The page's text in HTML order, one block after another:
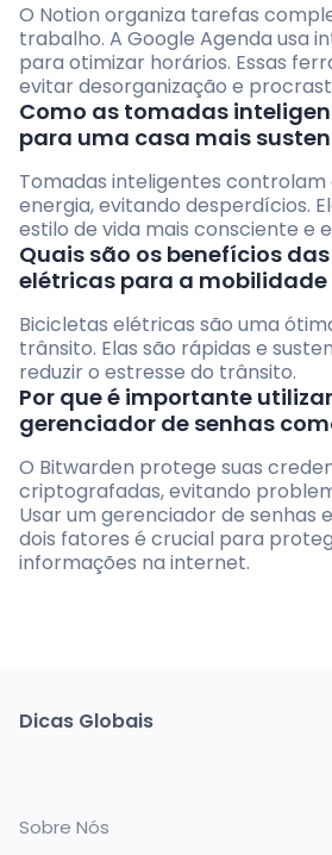
O Notion organiza tarefas
trabalho. A Google Agenda usa
para otimizar horários. Essas
evitar desorganização e
Como as tomadas
para uma casa mais
Tomadas inteligentes controlam
energia, evitando desperdícios.
estilo de vida mais consciente e
Quais são os benefícios
elétricas para a
Bicicletas elétricas são uma
trânsito. Elas são rápidas e
reduzir o estresse do trânsito.
Por que é importante
gerenciador de senhas
O Bitwarden protege suas
criptografadas, evitando
Usar um gerenciador de senhas
dois fatores é crucial para
informações na internet.
Dicas Globais
Sobre Nós